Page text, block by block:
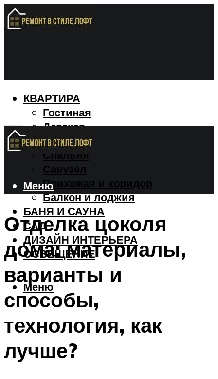
КВАРТИРА
Гостиная
Детская
Кухня
Спальня
Санузел
Прихожая и коридор
Балкон и лоджия
БАНЯ И САУНА
САД
ДИЗАЙН ИНТЕРЬЕРА
ОСВЕЩЕНИЕ
Меню
Меню
Отделка цоколя
дома: материалы,
варианты и
способы,
технология, как
лучше?